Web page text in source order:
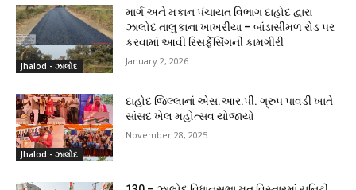
Jhalod - ઝાલોદ
માર્ગ અને મકાન પંચાયત વિભાગ દાહોદ દ્વારા
ઝાલોદ તાલુકાના ખાખરીયા – બાંડાસીમળ રોડ પર
કરવામાં આવી રિસર્ફેસિંગની કામગીરી
January 2, 2026
Jhalod - ઝાલોદ
દાહોદ જિલ્લાનાં એસ.આર.પી. ગ્રુપ પાવડી ખાતે
સાંસદ ખેલ મહોત્સવ યોજાયો
November 28, 2025